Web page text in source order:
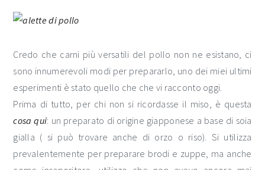
Credo che carni più versatili del pollo non ne esistano, ci
sono innumerevoli modi per prepararlo, uno dei miei ultimi
esperimenti è stato quello che che vi racconto oggi.
Prima di tutto, per chi non si ricordasse il miso, è questa
cosa qui: un preparato di origine giapponese a base di soia
gialla ( si può trovare anche di orzo o riso). Si utilizza
prevalentemente per preparare brodi e zuppe, ma anche